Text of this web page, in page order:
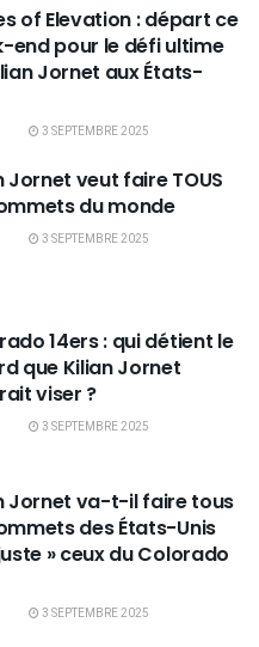
of Elevation : départ ce
end pour le défi ultime
Jornet aux États-
3 SEPTEMBRE 2025
Jornet veut faire TOUS
du monde
3 SEPTEMBRE 2025
14ers : qui détient le
que Kilian Jornet
viser ?
3 SEPTEMBRE 2025
Jornet va-t-il faire tous
des États-Unis
» ceux du Colorado
3 SEPTEMBRE 2025